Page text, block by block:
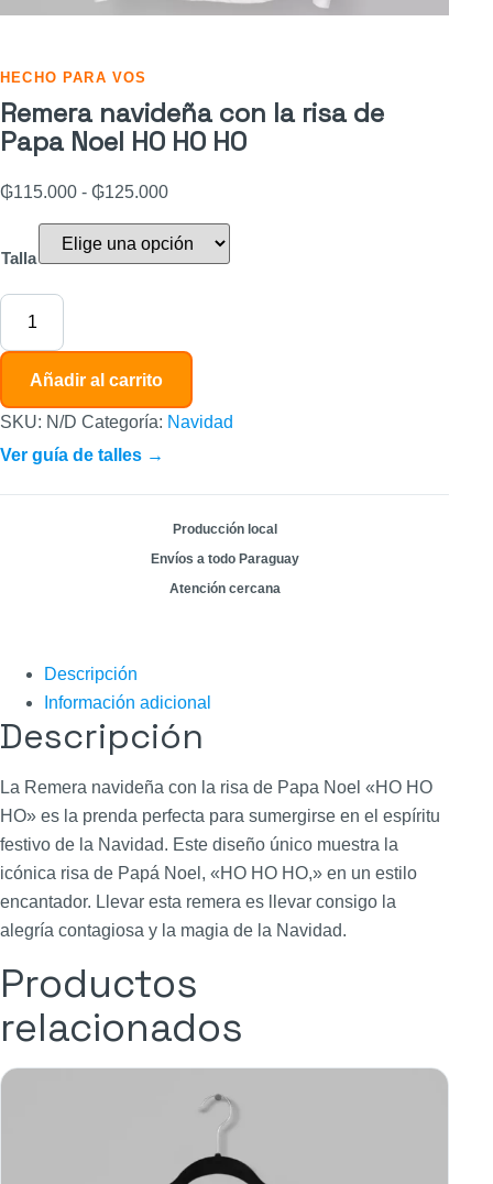
HECHO PARA VOS
Remera navideña con la risa de
Papa Noel HO HO HO
₲115.000 - ₲125.000
Talla
Añadir al carrito
SKU: N/D Categoría: Navidad
Ver guía de talles →
Producción local
Envíos a todo Paraguay
Atención cercana
Descripción
Información adicional
Descripción
La Remera navideña con la risa de Papa Noel «HO HO
HO» es la prenda perfecta para sumergirse en el espíritu
festivo de la Navidad. Este diseño único muestra la
icónica risa de Papá Noel, «HO HO HO,» en un estilo
encantador. Llevar esta remera es llevar consigo la
alegría contagiosa y la magia de la Navidad.
Productos
relacionados